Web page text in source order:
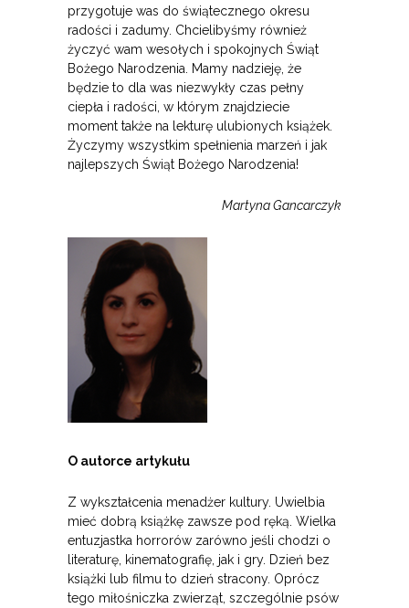
przygotuje was do świątecznego okresu
radości i zadumy. Chcielibyśmy również
życzyć wam wesołych i spokojnych Świąt
Bożego Narodzenia. Mamy nadzieję, że
będzie to dla was niezwykły czas pełny
ciepła i radości, w którym znajdziecie
moment także na lekturę ulubionych książek.
Życzymy wszystkim spełnienia marzeń i jak
najlepszych Świąt Bożego Narodzenia!
Martyna Gancarczyk
O autorce artykułu
Z wykształcenia menadżer kultury. Uwielbia
mieć dobrą książkę zawsze pod ręką. Wielka
entuzjastka horrorów zarówno jeśli chodzi o
literaturę, kinematografię, jak i gry. Dzień bez
książki lub filmu to dzień stracony. Oprócz
tego miłośniczka zwierząt, szczególnie psów